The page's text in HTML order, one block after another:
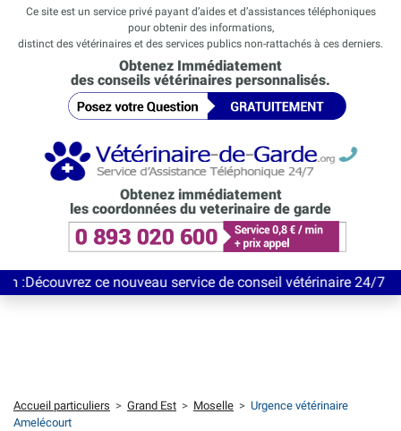
Ce site est un service privé payant d’aides et d’assistances téléphoniques
pour obtenir des informations,
distinct des vétérinaires et des services publics non-rattachés à ces derniers.
Obtenez Immédiatement
des conseils vétérinaires personnalisés.
Obtenez immédiatement
les coordonnées du veterinaire de garde
ce nouveau service de conseil vétérinaire 24/7
Accueil particuliers > Grand Est > Moselle > Urgence vétérinaire
Amelécourt